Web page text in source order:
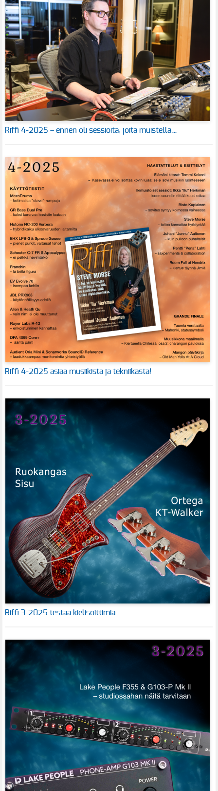
Riffi 4-2025 – ennen oli sessioita, joita muistella…
Riffi 4-2025 asiaa musiikista ja tekniikasta!
Riffi 3-2025 testaa kielisoittimia